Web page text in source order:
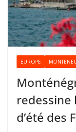
EUROPE
redessine
d’été des